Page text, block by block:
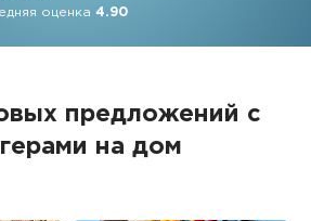
оценка4.90
предложений с
на дом